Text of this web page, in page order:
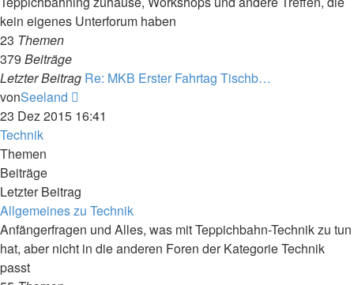
kein eigenes Unterforum haben
23 Themen
379 Beiträge
Letzter Beitrag Re: MKB Erster Fahrtag Tischb…
vonSeeland
Beitrag
23 Dez 2015 16:41
Technik
Themen
Beiträge
Letzter Beitrag
Allgemeines zu Technik
Anfängerfragen und Alles, was mit Teppichbahn-Technik zu tun
hat, aber nicht in die anderen Foren der Kategorie Technik
passt